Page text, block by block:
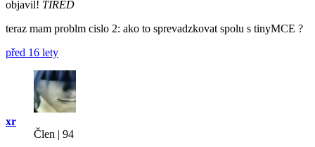
objavil! TIRED
teraz mam problm cislo 2: ako to sprevadzkovat spolu s tinyMCE ?
před 16 lety
xr
Člen | 94